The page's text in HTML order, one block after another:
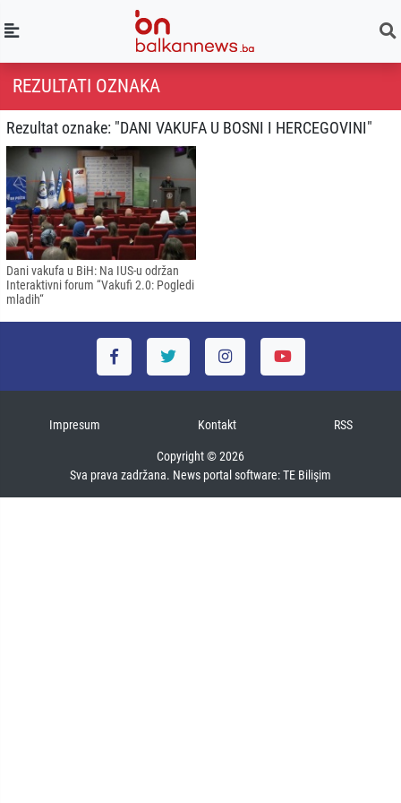
REZULTATI OZNAKA
Rezultat oznake: "DANI VAKUFA U BOSNI I HERCEGOVINI"
Dani vakufa u BiH: Na IUS-u održan
Interaktivni forum “Vakufi 2.0: Pogledi
mladih“
Impresum Kontakt RSS
Copyright © 2026
Sva prava zadržana. News portal software:TE Bilişim